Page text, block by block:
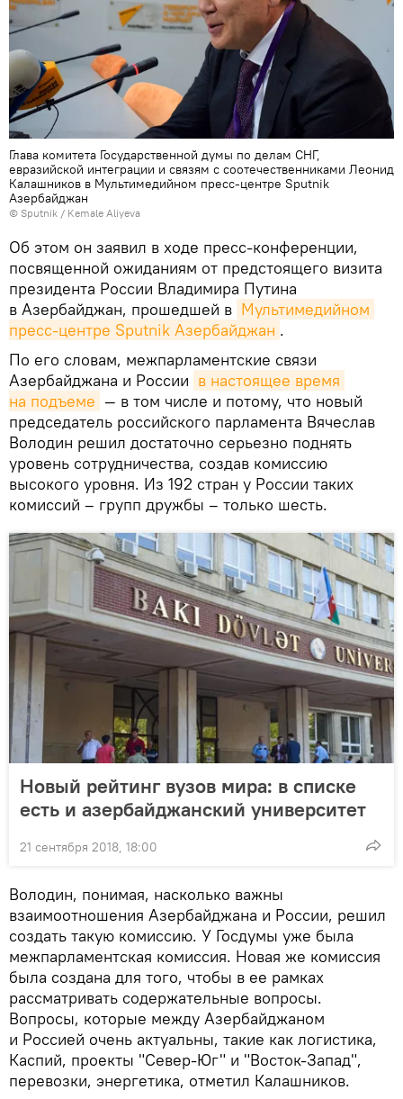
Глава комитета Государственной думы по делам СНГ,
евразийской интеграции и связям с соотечественниками Леонид
Калашников в Мультимедийном пресс-центре Sputnik
Азербайджан
© Sputnik / Kemale Aliyeva
Об этом он заявил в ходе пресс-конференции,
посвященной ожиданиям от предстоящего визита
президента России Владимира Путина
в Азербайджан, прошедшей в Мультимедийном
пресс-центре Sputnik Азербайджан .
По его словам, межпарламентские связи
Азербайджана и России в настоящее время
на подъеме — в том числе и потому, что новый
председатель российского парламента Вячеслав
Володин решил достаточно серьезно поднять
уровень сотрудничества, создав комиссию
высокого уровня. Из 192 стран у России таких
комиссий – групп дружбы – только шесть.
Новый рейтинг вузов мира: в списке
есть и азербайджанский университет
21 сентября 2018, 18:00
Володин, понимая, насколько важны
взаимоотношения Азербайджана и России, решил
создать такую комиссию. У Госдумы уже была
межпарламентская комиссия. Новая же комиссия
была создана для того, чтобы в ее рамках
рассматривать содержательные вопросы.
Вопросы, которые между Азербайджаном
и Россией очень актуальны, такие как логистика,
Каспий, проекты "Север-Юг" и "Восток-Запад",
перевозки, энергетика, отметил Калашников.